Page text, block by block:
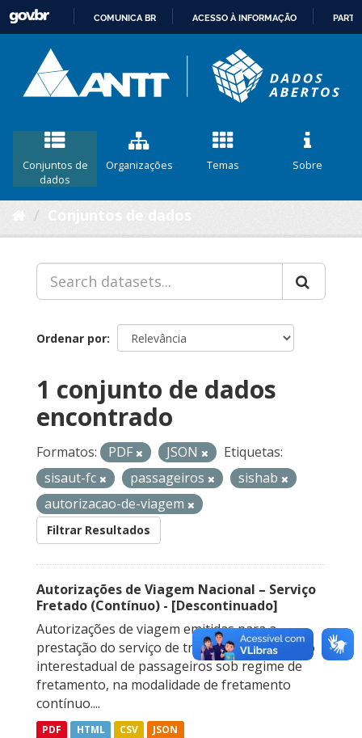
CONTEÚDO
COMUNICA BR ACESSO À INFORMAÇÃO
Conjuntos de
dados
Organizações Temas Sobre
Ordenar por
1 conjunto de dados
encontrado
Formatos: PDF JSON
Etiquetas:
sisaut-fc
passageiros
sishab
autorizacao-de-viagem
Filtrar Resultados
Autorizações de Viagem Nacional – Serviço
Fretado (Contínuo) - [Descontinuado]
Autorizações de viagem emitidas para a
prestação do serviço de transporte rodoviário
interestadual de passageiros sob regime de
fretamento, na modalidade de fretamento
contínuo....
PDF HTML CSV JSON